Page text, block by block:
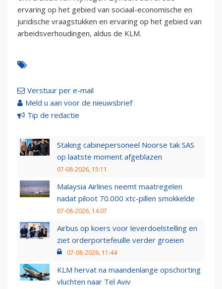
ervaring op het gebied van sociaal-economische en
juridische vraagstukken en ervaring op het gebied van
arbeidsverhoudingen, aldus de KLM.
Verstuur per e-mail
Meld u aan voor de nieuwsbrief
Tip de redactie
Staking cabinepersoneel Noorse tak SAS
op laatste moment afgeblazen
07-08-2026, 15:11
Malaysia Airlines neemt maatregelen
nadat piloot 70.000 xtc-pillen smokkelde
07-08-2026, 14:07
Airbus op koers voor leverdoelstelling en
ziet orderportefeuille verder groeien
07-08-2026, 11:44
KLM hervat na maandenlange opschorting
vluchten naar Tel Aviv